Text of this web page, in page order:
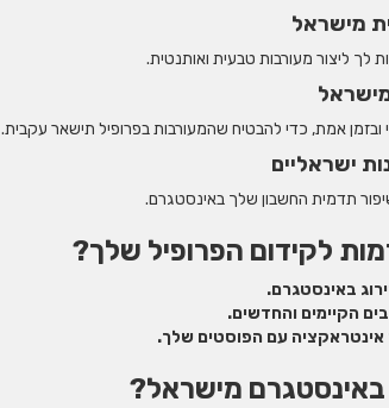
מישראל
לך ליצור מעורבות טבעית ואותנטית.
אמת, כדי להבטיח שהמעורבות בפרופיל תישאר עקבית.
ישראליים
תדמית החשבון שלך באינסטגרם.
לקידום הפרופיל שלך?
באינסטגרם.
הקיימים והחדשים.
אינטראקציה עם הפוסטים שלך.
באינסטגרם מישראל?